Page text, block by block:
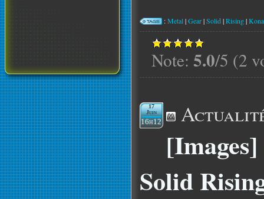
:Metal|Gear|Solid|Rising|
Note: 5.0/5 (2
17
Juin
16h12
Solid